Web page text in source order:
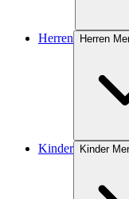
Herren Herren
Kinder Kinder